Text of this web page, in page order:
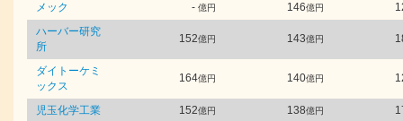
メック
- 億円 146億円
ハーバー研究
所
152億円 143億円
ダイトーケミ
ックス
164億円 140億円
児玉化学工業 152億円 138億円